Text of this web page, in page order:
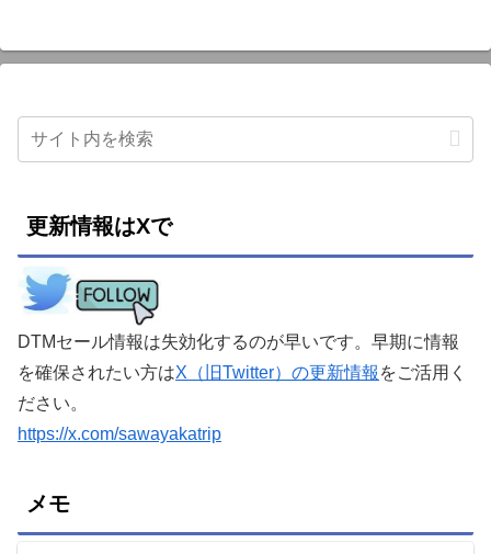
更新情報はXで
DTMセール情報は失効化するのが早いです。早期に情報
を確保されたい方はX（旧Twitter）の更新情報 をご活用く
ださい。
https://x.com/sawayakatrip
メモ